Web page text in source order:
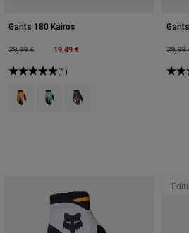
Gants 180 Kairos
Price reduced from
29,99 €to 19,49 €
(1)
Product swatch type of Mandarine.
Product swatch type of Turquoise.
Product swatch type of
Price
29,99